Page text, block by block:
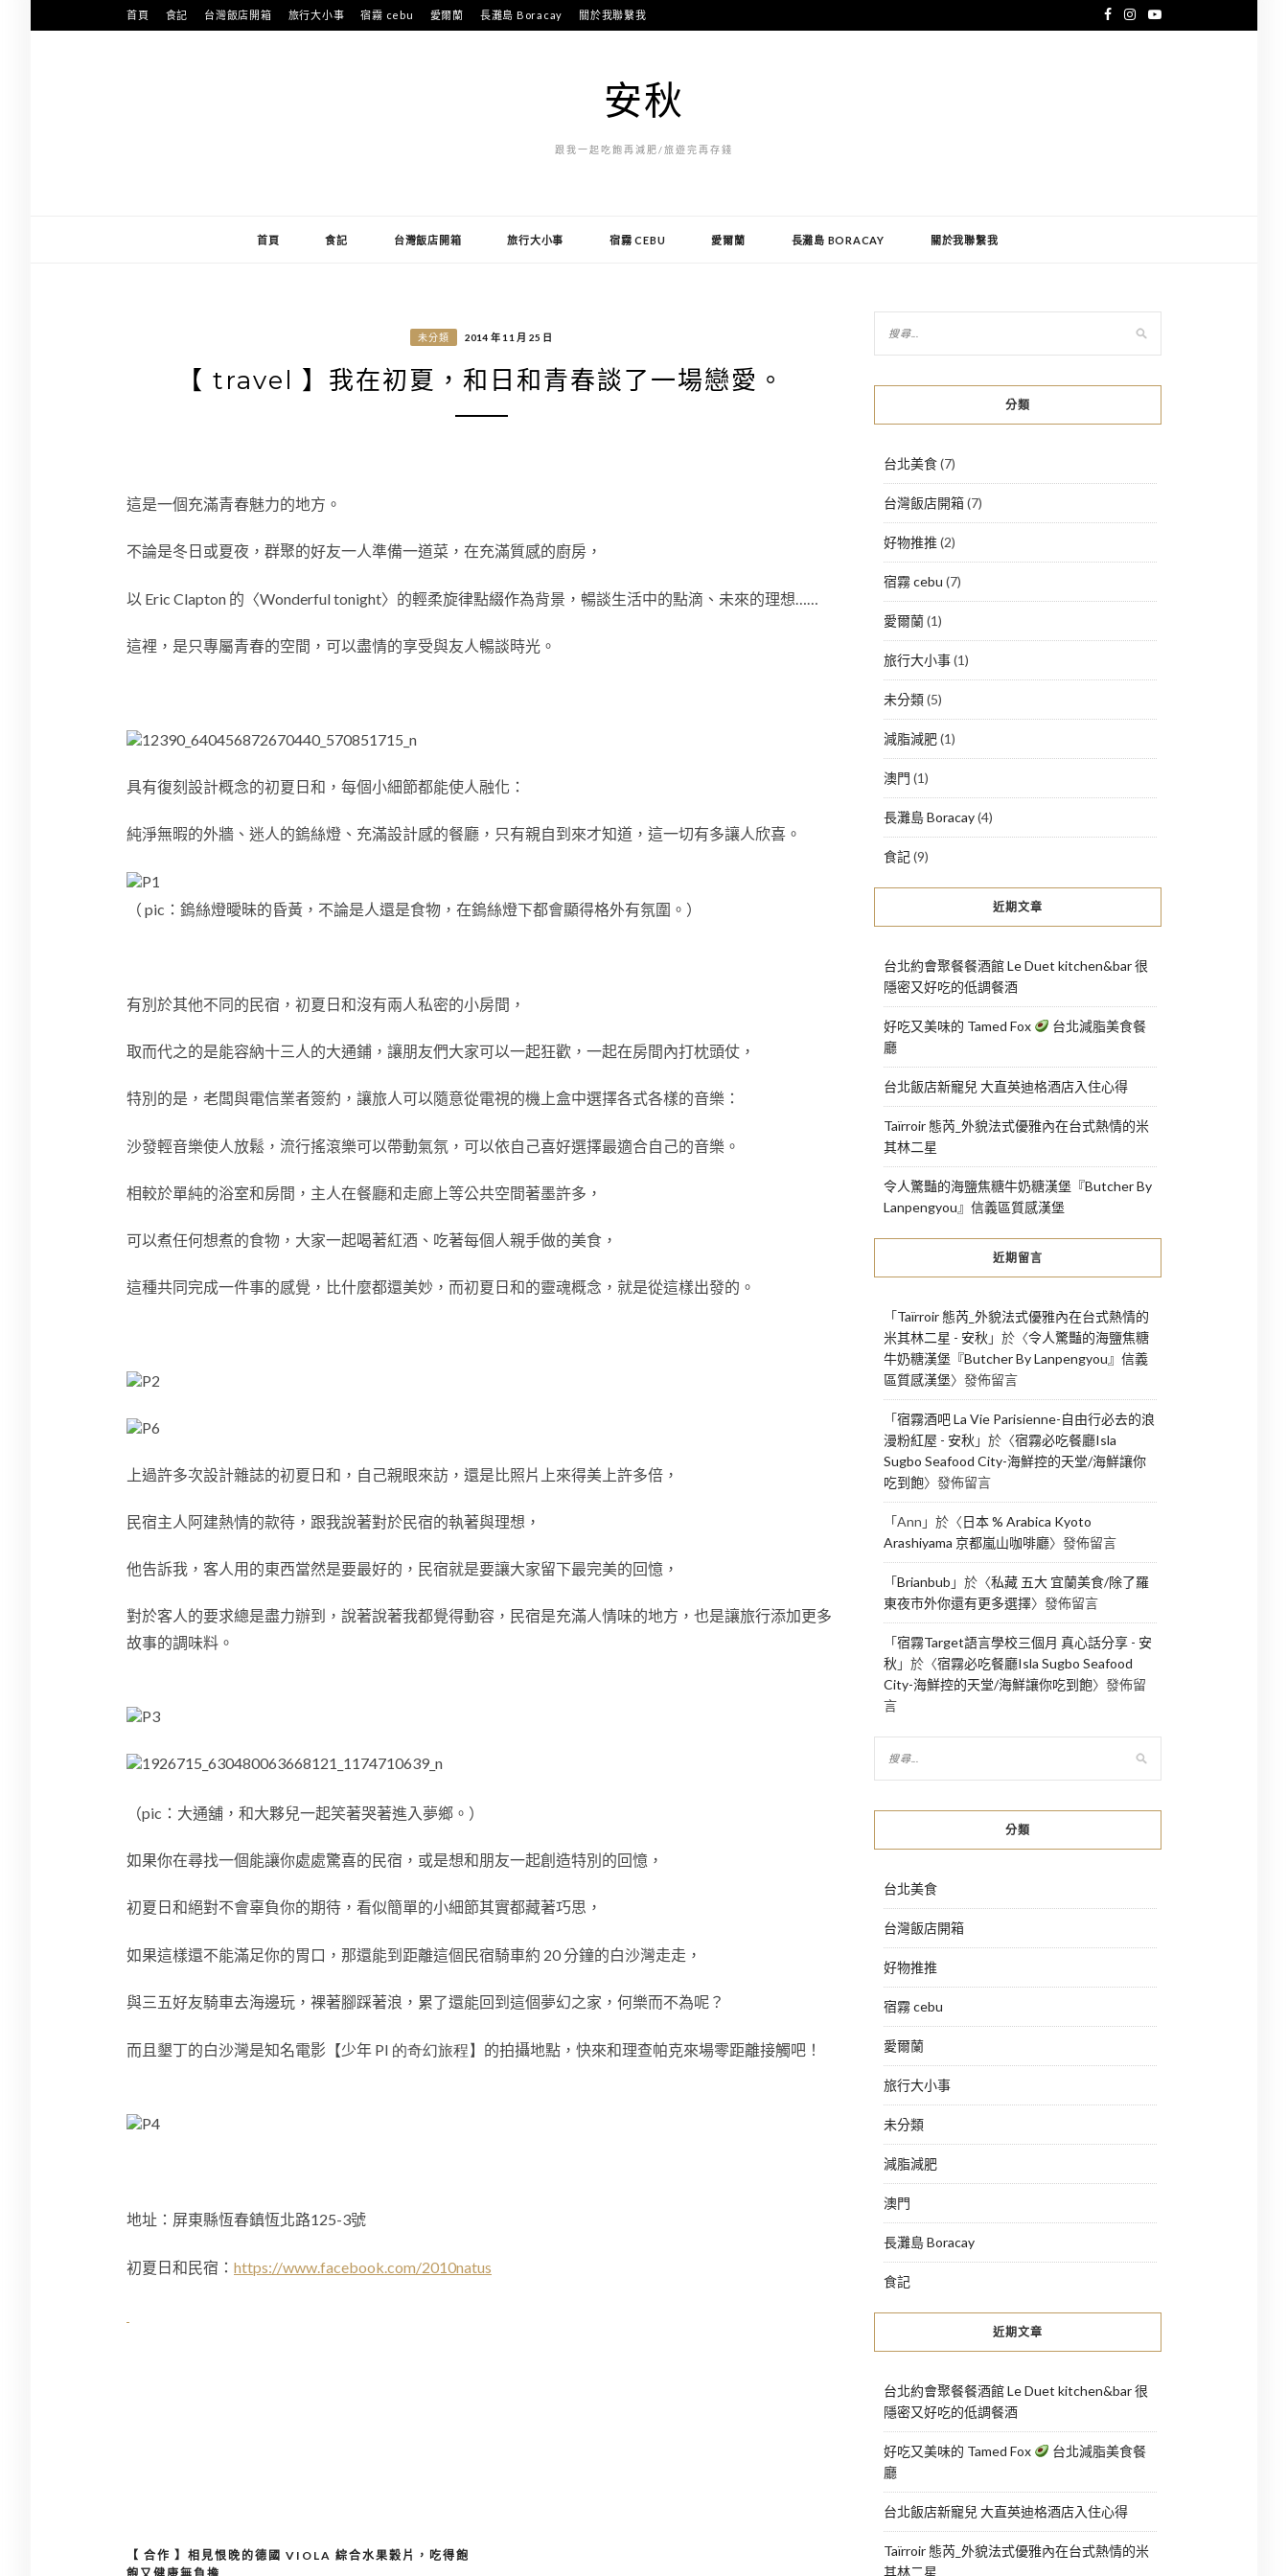
至
首頁 食記 台灣飯店開箱 旅行大小事 宿霧 cebu 愛爾蘭 長灘島 Boracay 關於我聯繫我
安秋
跟我一起吃飽再減肥/旅遊完再存錢
首頁 食記 台灣飯店開箱 旅行大小事 宿霧 CEBU 愛爾蘭 長灘島 BORACAY 關於我聯繫我
未分類 2014 年 11 月 25 日
【 travel 】我在初夏，和日和青春談了一場戀愛。
這是一個充滿青春魅力的地方。
不論是冬日或夏夜，群聚的好友一人準備一道菜，在充滿質感的廚房，
以 Eric Clapton 的〈Wonderful tonight〉的輕柔旋律點綴作為背景，暢談生活中的點滴、未來的理想……
這裡，是只專屬青春的空間，可以盡情的享受與友人暢談時光。
具有復刻設計概念的初夏日和，每個小細節都能使人融化：
純淨無暇的外牆、迷人的鎢絲燈、充滿設計感的餐廳，只有親自到來才知道，這一切有多讓人欣喜。
（ pic： 鎢絲燈曖昧的昏黃，不論是人還是食物，在鎢絲燈下都會顯得格外有氛圍。）
有別於其他不同的民宿，初夏日和沒有兩人私密的小房間，
取而代之的是能容納十三人的大通鋪，讓朋友們大家可以一起狂歡，一起在房間內打枕頭仗，
特別的是，老闆與電信業者簽約，讓旅人可以隨意從電視的機上盒中選擇各式各樣的音樂：
沙發輕音樂使人放鬆，流行搖滾樂可以帶動氣氛， 可以依自己喜好選擇最適合自己的音樂。
相較於單純的浴室和房間，主人在餐廳和走廊上等公共空間著墨許多，
可以煮任何想煮的食物，大家一起喝著紅酒、吃著每個人親手做的美食，
這種共同完成一件事的感覺，比什麼都還美妙，而初夏日和的靈魂概念，就是從這樣出發的。
上過許多次設計雜誌的初夏日和，自己親眼來訪，還是比照片上來得美上許多倍，
民宿主人阿建熱情的款待，跟我說著對於民宿的執著與理想，
他告訴我，客人用的東西當然是要最好的，民宿就是要讓大家留下最完美的回憶，
對於客人的要求總是盡力辦到，說著說著我都覺得動容，民宿是充滿人情味的地方，也是讓旅行添加更多
故事的調味料。
（pic： 大通舖，和大夥兒一起笑著哭著進入夢鄉。 ）
如果你在尋找一個能讓你處處驚喜的民宿，或是想和朋友一起創造特別的回憶，
初夏日和絕對不會辜負你的期待，看似簡單的小細節其實都藏著巧思，
如果這樣還不能滿足你的胃口，那還能到距離這個民宿騎車約 20分鐘的白沙灣走走，
與三五好友騎車去海邊玩，裸著腳踩著浪，累了還能回到這個夢幻之家，何樂而不為呢？
而且墾丁的白沙灣是知名電影【少年 PI 的奇幻旅程】 的拍攝地點，快來和理查帕克來場零距離接觸吧！
地址： 屏東縣恆春鎮恆北路125-3號
初夏日和民宿： https://www.facebook.com/2010natus
文
【 合作 】相見恨晚的德國 VIOLA 綜合水果穀片，吃得飽
分類
台北美食(7)
台灣飯店開箱(7)
好物推推 (2)
宿霧 cebu (7)
愛爾蘭(1)
旅行大小事(1)
未分類(5)
減脂減肥(1)
澳門 (1)
長灘島 Boracay(4)
食記(9)
近期文章
台北約會聚餐餐酒館 Le Duet kitchen&bar 很
隱密又好吃的低調餐酒
好吃又美味的 Tamed Fox
台北減脂美食餐
廳
台北飯店新寵兒 大直英迪格酒店入住心得
Taïrroir 態芮_外貌法式優雅內在台式熱情的米
其林二星
令人驚豔的海鹽焦糖牛奶糖漢堡『Butcher By
Lanpengyou』信義區質感漢堡
近期留言
「Taïrroir 態芮_外貌法式優雅內在台式熱情的
米其林二星 - 安秋 」於〈令人驚豔的海鹽焦糖
牛奶糖漢堡『Butcher By Lanpengyou』信義
區質感漢堡〉發佈留言
「宿霧酒吧 La Vie Parisienne-自由行必去的浪
漫粉紅屋 - 安秋 」於〈宿霧必吃餐廳Isla
Sugbo Seafood City-海鮮控的天堂/海鮮讓你
吃到飽〉發佈留言
「Ann 」於〈日本 % Arabica Kyoto
Arashiyama 京都嵐山咖啡廳〉發佈留言
「Brianbub 」於〈私藏 五大 宜蘭美食/除了羅
東夜市外你還有更多選擇〉發佈留言
「宿霧Target語言學校三個月 真心話分享 - 安
秋 」於〈宿霧必吃餐廳Isla Sugbo Seafood
City-海鮮控的天堂/海鮮讓你吃到飽〉發佈留
言
分類
台北美食
台灣飯店開箱
好物推推
宿霧 cebu
愛爾蘭
旅行大小事
未分類
減脂減肥
澳門
長灘島 Boracay
食記
近期文章
台北約會聚餐餐酒館 Le Duet kitchen&bar 很
隱密又好吃的低調餐酒
好吃又美味的 Tamed Fox
台北減脂美食餐
廳
台北飯店新寵兒 大直英迪格酒店入住心得
Taïrroir 態芮_外貌法式優雅內在台式熱情的米
其林二星